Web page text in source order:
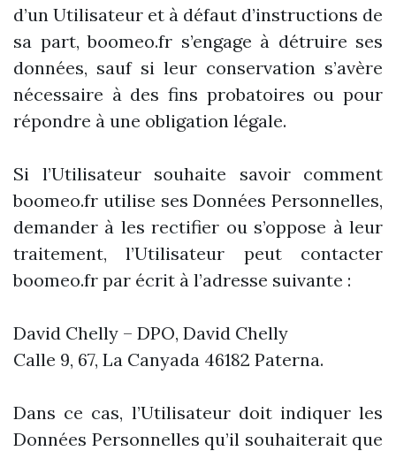
d’un Utilisateur et à défaut d’instructions de
sa part, boomeo.fr s’engage à détruire ses
données, sauf si leur conservation s’avère
nécessaire à des fins probatoires ou pour
répondre à une obligation légale.
Si l’Utilisateur souhaite savoir comment
boomeo.fr utilise ses Données Personnelles,
demander à les rectifier ou s’oppose à leur
traitement, l’Utilisateur peut contacter
boomeo.fr par écrit à l’adresse suivante :
David Chelly – DPO, David Chelly
Calle 9, 67, La Canyada 46182 Paterna.
Dans ce cas, l’Utilisateur doit indiquer les
Données Personnelles qu’il souhaiterait que